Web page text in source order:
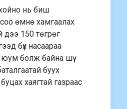
нь биш
өмнө хамгаалах
дээ 150 төгрөг
бүх насаараа
болж байна шүү
буух
хаягтай газраас